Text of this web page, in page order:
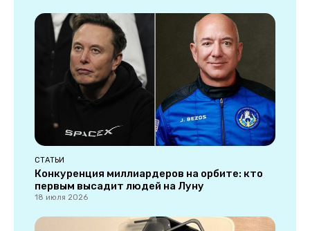
СТАТЬИ
Конкуренция миллиардеров на орбите: кто
первым высадит людей на Луну
18 июля 2026